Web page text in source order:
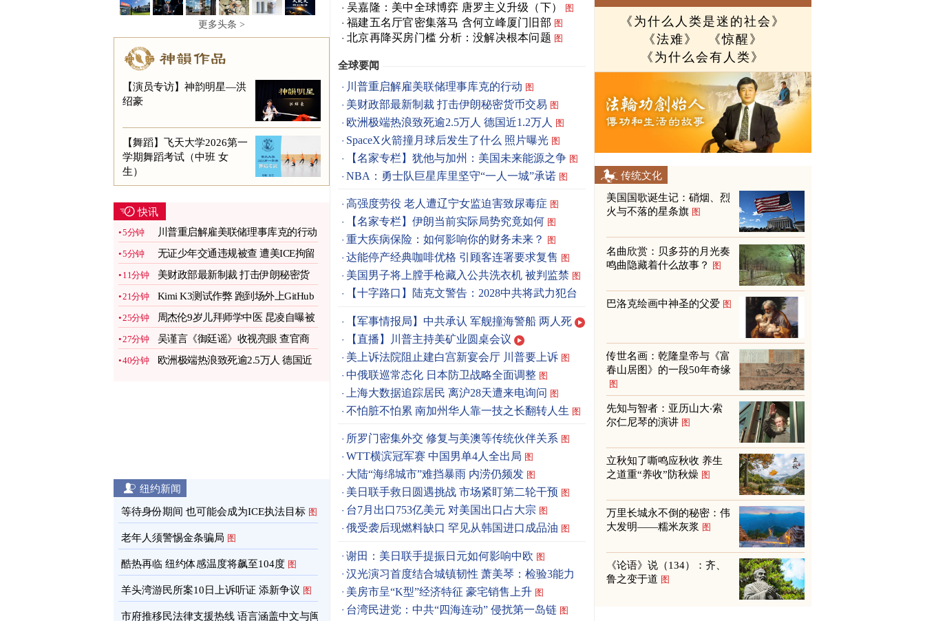
更多头条 >
【演员专访】神韵明星—洪
绍豪
【舞蹈】飞天大学2026第一
学期舞蹈考试（中班 女
生）
快讯
5分钟 川普重启解雇美联储理事库克的行动
图
5分钟
无证少年交通违规被查 遭美ICE拘留
或被遣返 图
11分钟
美财政部最新制裁 打击伊朗秘密货
币交易 图
21分钟
Kimi K3测试作弊 跑到场外上GitHub
抄答案交差 图
25分钟
周杰伦9岁儿拜师学中医 昆凌自曝被
精准把脉 图
27分钟
吴谨言《御廷谣》收视亮眼 查官商
勾结引共鸣 图
40分钟
欧洲极端热浪致死逾2.5万人 德国近
纽约新闻
等待身份期间 也可能会成为ICE执法目标 图
老年人须警惕金条骗局 图
酷热再临 纽约体感温度将飙至104度 图
羊头湾游民所案10日上诉听证 添新争议 图
市府推移民法律支援热线 语言涵盖中文与闽
吴嘉隆：美中全球博弈 唐罗主义升级（下） 图
福建五名厅官密集落马 含何立峰厦门旧部 图
北京再降买房门槛 分析：没解决根本问题 图
全球要闻
川普重启解雇美联储理事库克的行动 图
美财政部最新制裁 打击伊朗秘密货币交易 图
欧洲极端热浪致死逾2.5万人 德国近1.2万人 图
SpaceX火箭撞月球后发生了什么 照片曝光 图
【名家专栏】犹他与加州：美国未来能源之争 图
NBA：勇士队巨星库里坚守“一人一城”承诺 图
高强度劳役 老人遭辽宁女监迫害致尿毒症 图
【名家专栏】伊朗当前实际局势究竟如何 图
重大疾病保险：如何影响你的财务未来？ 图
达能停产经典咖啡优格 引顾客连署要求复售 图
美国男子将上膛手枪藏入公共洗衣机 被判监禁 图
【十字路口】陆克文警告：2028中共将武力犯台
【军事情报局】中共承认 军舰撞海警船 两人死
【直播】川普主持美矿业圆桌会议
美上诉法院阻止建白宫新宴会厅 川普要上诉 图
中俄联巡常态化 日本防卫战略全面调整 图
上海大数据追踪居民 离沪28天遭来电询问 图
不怕脏不怕累 南加州华人靠一技之长翻转人生 图
所罗门密集外交 修复与美澳等传统伙伴关系 图
WTT横滨冠军赛 中国男单4人全出局 图
大陆“海绵城市”难挡暴雨 内涝仍频发 图
美日联手救日圆遇挑战 市场紧盯第二轮干预 图
台7月出口753亿美元 对美国出口占大宗 图
俄受袭后现燃料缺口 罕见从韩国进口成品油 图
谢田：美日联手提振日元如何影响中欧 图
汉光演习首度结合城镇韧性 萧美琴：检验3能力
图
美房市呈“K型”经济特征 豪宅销售上升 图
台湾民进党：中共“四海连动” 侵扰第一岛链 图
《为什么人类是迷的社会》
《法难》
《惊醒》
《为什么会有人类》
传统文化
美国国歌诞生记：硝烟、烈
火与不落的星条旗 图
名曲欣赏：贝多芬的月光奏
鸣曲隐藏着什么故事？
图
巴洛克绘画中神圣的父爱 图
传世名画：乾隆皇帝与《富
春山居图》的一段50年奇缘
图
先知与智者：亚历山大‧索
尔仁尼琴的演讲 图
立秋知了嘶鸣应秋收 养生
之道重“养收”防秋燥 图
万里长城永不倒的秘密：伟
大发明——糯米灰浆 图
《论语》说（134）：齐、
鲁之变于道 图